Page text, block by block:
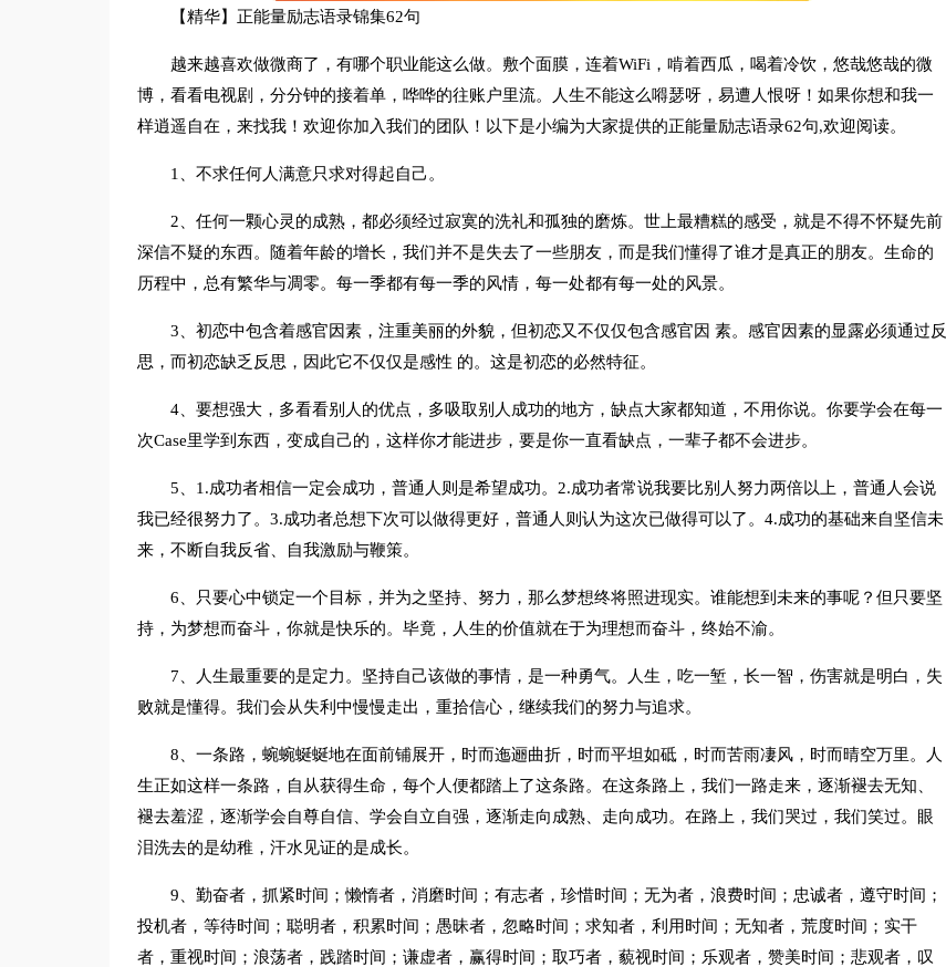
【精华】正能量励志语录锦集62句
越来越喜欢做微商了，有哪个职业能这么做。敷个面膜，连着WiFi，啃着西瓜，喝着冷饮，悠哉悠哉的微
博，看看电视剧，分分钟的接着单，哗哗的往账户里流。人生不能这么嘚瑟呀，易遭人恨呀！如果你想和我一
样逍遥自在，来找我！欢迎你加入我们的团队！以下是小编为大家提供的正能量励志语录62句,欢迎阅读。
1、不求任何人满意只求对得起自己。
2、任何一颗心灵的成熟，都必须经过寂寞的洗礼和孤独的磨炼。世上最糟糕的感受，就是不得不怀疑先前
深信不疑的东西。随着年龄的增长，我们并不是失去了一些朋友，而是我们懂得了谁才是真正的朋友。生命的
历程中，总有繁华与凋零。每一季都有每一季的风情，每一处都有每一处的风景。
3、初恋中包含着感官因素，注重美丽的外貌，但初恋又不仅仅包含感官因 素。感官因素的显露必须通过反
思，而初恋缺乏反思，因此它不仅仅是感性 的。这是初恋的必然特征。
4、要想强大，多看看别人的优点，多吸取别人成功的地方，缺点大家都知道，不用你说。你要学会在每一
次Case里学到东西，变成自己的，这样你才能进步，要是你一直看缺点，一辈子都不会进步。
5、1.成功者相信一定会成功，普通人则是希望成功。2.成功者常说我要比别人努力两倍以上，普通人会说
我已经很努力了。3.成功者总想下次可以做得更好，普通人则认为这次已做得可以了。4.成功的基础来自坚信未
来，不断自我反省、自我激励与鞭策。
6、只要心中锁定一个目标，并为之坚持、努力，那么梦想终将照进现实。谁能想到未来的事呢？但只要坚
持，为梦想而奋斗，你就是快乐的。毕竟，人生的价值就在于为理想而奋斗，终始不渝。
7、人生最重要的是定力。坚持自己该做的事情，是一种勇气。人生，吃一堑，长一智，伤害就是明白，失
败就是懂得。我们会从失利中慢慢走出，重拾信心，继续我们的努力与追求。
8、一条路，蜿蜿蜒蜒地在面前铺展开，时而迤逦曲折，时而平坦如砥，时而苦雨凄风，时而晴空万里。人
生正如这样一条路，自从获得生命，每个人便都踏上了这条路。在这条路上，我们一路走来，逐渐褪去无知、
褪去羞涩，逐渐学会自尊自信、学会自立自强，逐渐走向成熟、走向成功。在路上，我们哭过，我们笑过。眼
泪洗去的是幼稚，汗水见证的是成长。
9、勤奋者，抓紧时间；懒惰者，消磨时间；有志者，珍惜时间；无为者，浪费时间；忠诚者，遵守时间；
投机者，等待时间；聪明者，积累时间；愚昧者，忽略时间；求知者，利用时间；无知者，荒度时间；实干
者，重视时间；浪荡者，践踏时间；谦虚者，赢得时间；取巧者，藐视时间；乐观者，赞美时间；悲观者，叹